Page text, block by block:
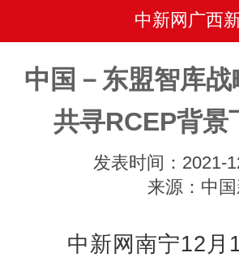
中新网广西
中国－东盟智库
共寻RCEP背景
发表时间：2021-
来源：中
中新网南宁12月